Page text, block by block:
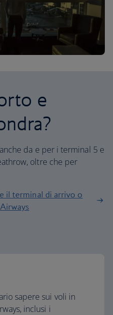
e
da e per i terminal 5 e
oltre che per
il terminal di arrivo o
sapere sui voli in
inclusi i